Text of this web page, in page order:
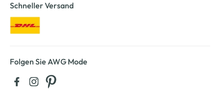
Schneller Versand
Folgen Sie AWG Mode